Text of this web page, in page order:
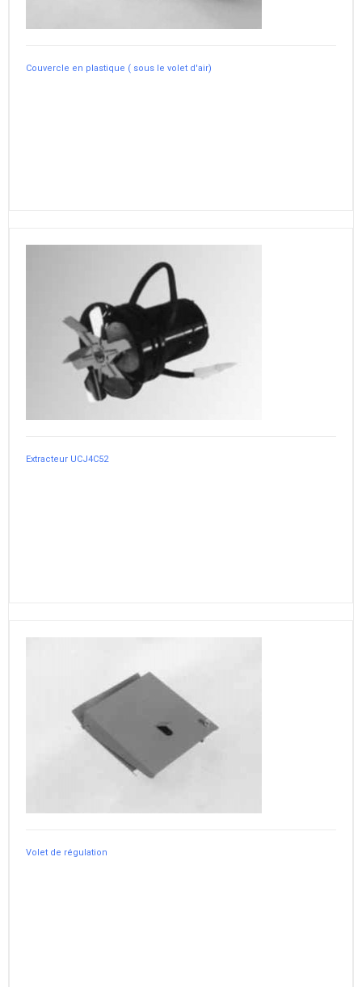
Couvercle en plastique ( sous le volet d'air)
Extracteur UCJ4C52
Volet de régulation